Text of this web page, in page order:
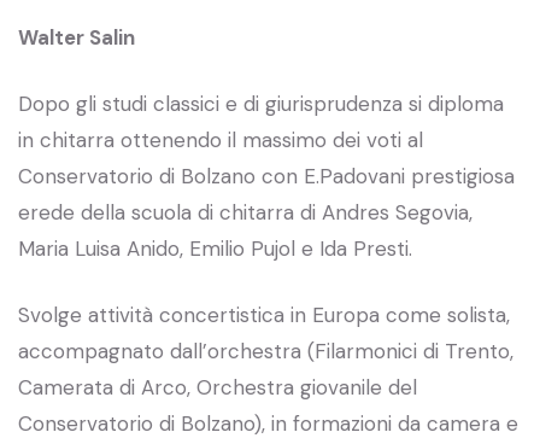
Walter Salin
Dopo gli studi classici e di giurisprudenza si diploma
in chitarra ottenendo il massimo dei voti al
Conservatorio di Bolzano con E.Padovani prestigiosa
erede della scuola di chitarra di Andres Segovia,
Maria Luisa Anido, Emilio Pujol e Ida Presti.
Svolge attività concertistica in Europa come solista,
accompagnato dall’orchestra (Filarmonici di Trento,
Camerata di Arco, Orchestra giovanile del
Conservatorio di Bolzano), in formazioni da camera e